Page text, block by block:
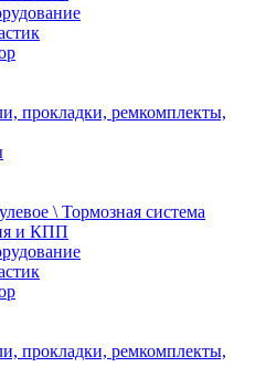
прокладки, ремкомплекты,
\ Тормозная система
и КПП
прокладки, ремкомплекты,